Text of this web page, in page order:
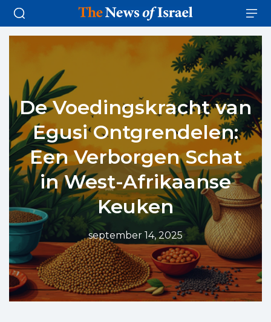
De Voedingskracht van
Egusi Ontgrendelen:
Een Verborgen Schat
in West-Afrikaanse
Keuken
september 14, 2025